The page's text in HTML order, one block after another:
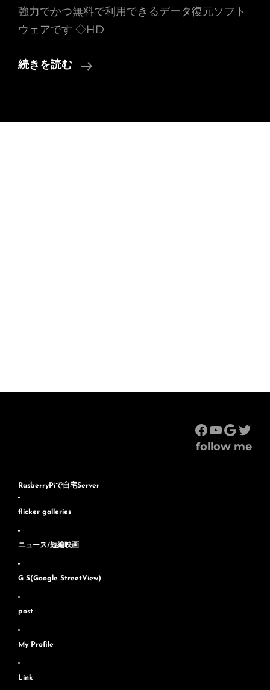
強力でかつ無料で利用できるデータ復元ソフト
ウェアです ◇HD
続きを読む TestDisk
Facebook
follow me
RasberryPiで自宅Server
flicker galleries
ニュース/短編映画
G S(Google StreetView)
post
My Profile
Link